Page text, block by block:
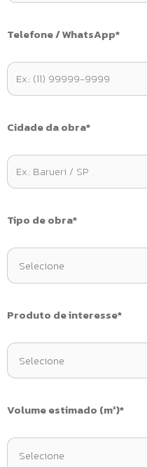
Telefone / WhatsApp*
Cidade da obra*
Tipo de obra*
Produto de interesse*
Volume estimado (m²)*